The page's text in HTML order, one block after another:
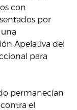
con
por
Apelativa del
para
permanecían
el